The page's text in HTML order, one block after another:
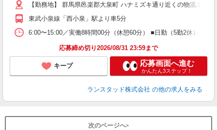
【勤務地】 群馬県邑楽郡大泉町 ハナミズキ通り近くの物流エ
東武小泉線「西小泉」駅より車5分
6:00〜15:00／実働8時間00分（休憩60分） ■日勤（5勤2休） ■
応募締め切り2026/08/31 23:59まで
キープ 応募画面へ進む
かんたん3ステップ！
ランスタッド株式会社 の他の求人をみる
次のページへ